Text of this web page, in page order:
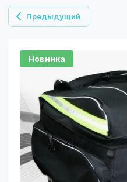
Предыдущий
Новинка